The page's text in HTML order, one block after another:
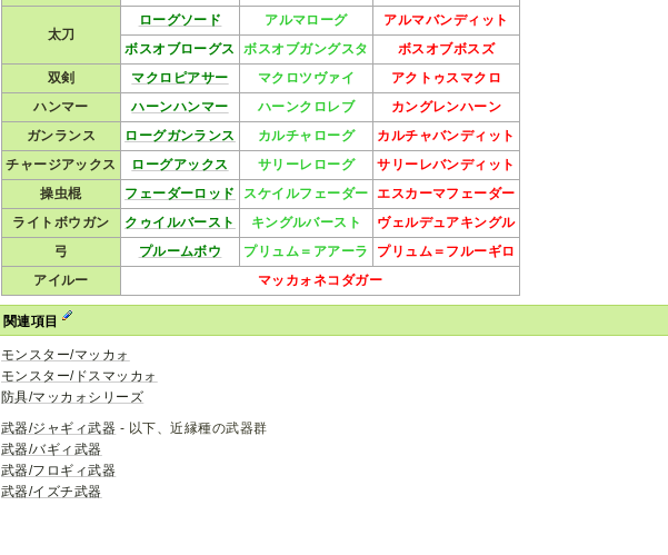
太刀
ローグソード アルマローグ
アルマバンディット
ボスオブローグス
ボスオブガングスタ
ボスオブボスズ
双剣
マクロピアサー マクロツヴァイ
アクトゥスマクロ
ハンマー
ハーンハンマー ハーンクロレブ
カングレンハーン
ガンランス
ローグガンランス カルチャローグ
カルチャバンディット
チャージアックス
ローグアックス サリーレローグ
サリーレバンディット
操虫棍
フェーダーロッド スケイルフェーダー
エスカーマフェーダー
ライトボウガン
クゥイルバースト キングルバースト
ヴェルデュアキングル
弓
プルームボウ プリュム＝アアーラ
プリュム＝フルーギロ
アイルー
マッカォネコダガー
関連項目
モンスター/マッカォ
モンスター/ドスマッカォ
防具/マッカォシリーズ
武器/ジャギィ武器 - 以下、近縁種の武器群
武器/バギィ武器
武器/フロギィ武器
武器/イズチ武器